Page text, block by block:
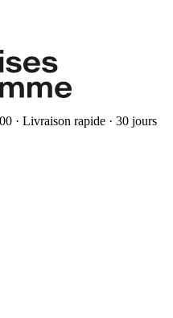
· Livraison rapide · 30 jours